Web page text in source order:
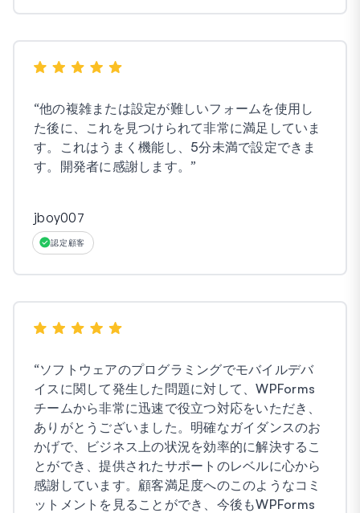
“他の複雑または設定が難しいフォームを使用し
た後に、これを見つけられて非常に満足していま
す。これはうまく機能し、5分未満で設定できま
す。開発者に感謝します。 ”
jboy007
認定顧客
“ソフトウェアのプログラミングでモバイルデバ
イスに関して発生した問題に対して、WPForms
チームから非常に迅速で役立つ対応をいただき、
ありがとうございました。明確なガイダンスのお
かげで、ビジネス上の状況を効率的に解決するこ
とができ、提供されたサポートのレベルに心から
感謝しています。顧客満足度へのこのようなコミ
ットメントを見ることができ、今後もWPForms